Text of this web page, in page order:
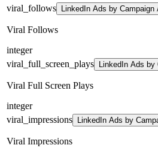
viral_follows
LinkedIn Ads by
Viral Follows
integer
viral_full_screen_plays
LinkedIn Ads
Viral Full Screen Plays
integer
viral_impressions
LinkedIn Ads by
Viral Impressions